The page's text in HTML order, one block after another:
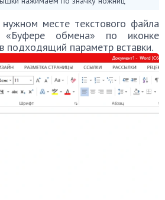
месте текстового файла
обмена» по иконке
подходящий параметр вставки.